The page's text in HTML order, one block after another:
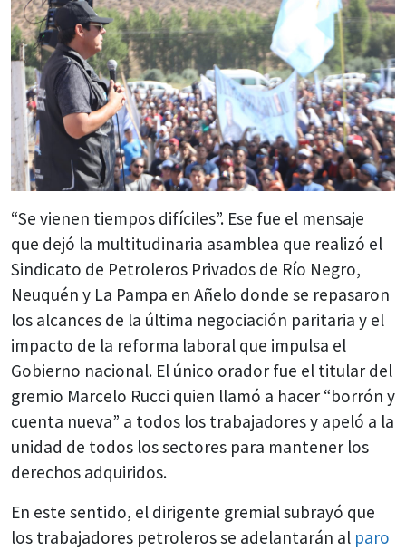
“Se vienen tiempos difíciles”. Ese fue el mensaje
que dejó la multitudinaria asamblea que realizó el
Sindicato de Petroleros Privados de Río Negro,
Neuquén y La Pampa en Añelo donde se repasaron
los alcances de la última negociación paritaria y el
impacto de la reforma laboral que impulsa el
Gobierno nacional. El único orador fue el titular del
gremio Marcelo Rucci quien llamó a hacer “borrón y
cuenta nueva” a todos los trabajadores y apeló a la
unidad de todos los sectores para mantener los
derechos adquiridos.
En este sentido, el dirigente gremial subrayó que
los trabajadores petroleros se adelantarán al paro